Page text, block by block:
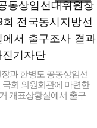
과 한병도 공동상임선
회 의원회관에 마련한
개표상황실에서 출구